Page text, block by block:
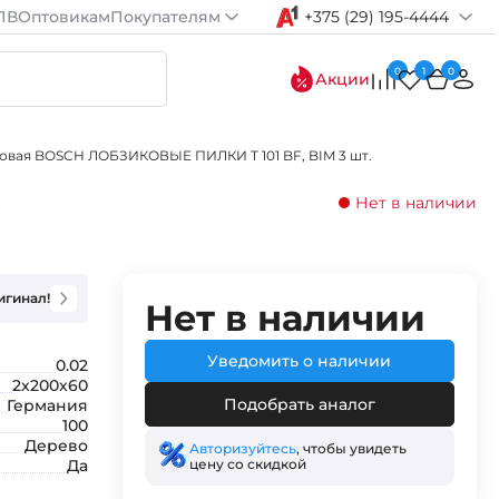
ОптовикамПокупателям +375 (29) 195-4444
Акции 0 1 0
BOSCH ЛОБЗИКОВЫЕ ПИЛКИ T 101 BF, BIM 3 шт.
Нет в наличии
0.02
2х200х60
Германия
100
Дерево
Да
Нет в наличии
Уведомить о наличии
Подобрать аналог
Авторизуйтесь, чтобы увидеть
цену со скидкой